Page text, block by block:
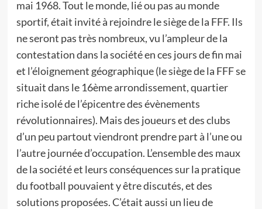
mai 1968. Tout le monde, lié ou pas au monde
sportif, était invité à rejoindre le siège de la FFF. Ils
ne seront pas très nombreux, vu l’ampleur de la
contestation dans la société en ces jours de fin mai
et l’éloignement géographique (le siège de la FFF se
situait dans le 16ème arrondissement, quartier
riche isolé de l’épicentre des évènements
révolutionnaires). Mais des joueurs et des clubs
d’un peu partout viendront prendre part à l’une ou
l’autre journée d’occupation. L’ensemble des maux
de la société et leurs conséquences sur la pratique
du football pouvaient y être discutés, et des
solutions proposées. C’était aussi un lieu de